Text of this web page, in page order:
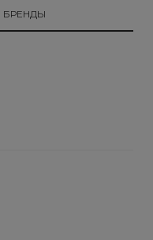
БРЕНДЫ